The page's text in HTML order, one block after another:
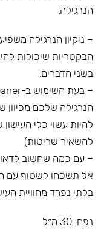
הנרגילה.
– ניקיון הנרגילה
בשני הדברים.
הנרגילה שלכם
להיות עשוי כלי
להשאיר שריטות)
– עם כמה שחשוב
אל תשכחו לשטוף עם
בלתי נפרד מחוויית
נפח: 30 מ״ל